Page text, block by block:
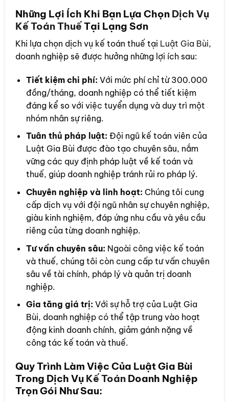
Những Lợi Ích Khi Bạn Lựa Chọn Dịch Vụ
Kế Toán ThuếTại Lạng Sơn
Khi lựa chọn dịch vụ kế toán thuế tại Luật Gia Bùi,
doanh nghiệp sẽ được hưởng những lợi ích sau:
Tiết kiệm chi phí: Với mức phí chỉ từ 300.000
đồng/tháng, doanh nghiệp có thể tiết kiệm
đáng kể so với việc tuyển dụng và duy trì một
nhóm nhân sự riêng.
Tuân thủ pháp luật: Đội ngũ kế toán viên của
Luật Gia Bùi được đào tạo chuyên sâu, nắm
vững các quy định pháp luật về kế toán và
thuế, giúp doanh nghiệp tránh rủi ro pháp lý.
Chuyên nghiệp và linh hoạt: Chúng tôi cung
cấp dịch vụ với đội ngũ nhân sự chuyên nghiệp,
giàu kinh nghiệm, đáp ứng nhu cầu và yêu cầu
riêng của từng doanh nghiệp.
Tư vấn chuyên sâu: Ngoài công việc kế toán
và thuế, chúng tôi còn cung cấp tư vấn chuyên
sâu về tài chính, pháp lý và quản trị doanh
nghiệp.
Gia tăng giá trị: Với sự hỗ trợ của Luật Gia
Bùi, doanh nghiệp có thể tập trung vào hoạt
động kinh doanh chính, giảm gánh nặng về
công tác kế toán và thuế.
Quy Trình Làm Việc Của Luật Gia Bùi
Trong Dịch Vụ Kế ToánDoanh Nghiệp
Trọn Gói Như Sau: